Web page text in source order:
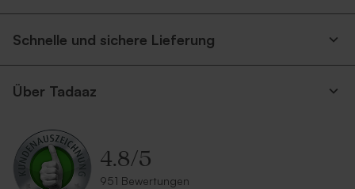
Schnelle und sichere Lieferung
Über Tadaaz
4.8/5
951 Bewertungen